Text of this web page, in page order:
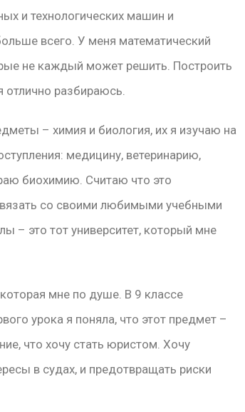
и технологических машин и
всего. У меня математический
не каждый может решить. Построить
отлично разбираюсь.
– химия и биология, их я изучаю на
медицину, ветеринарию,
биохимию. Считаю что это
со своими любимыми учебными
– это тот университет, который мне
мне по душе. В 9 классе
урока я поняла, что этот предмет –
что хочу стать юристом. Хочу
в судах, и предотвращать риски